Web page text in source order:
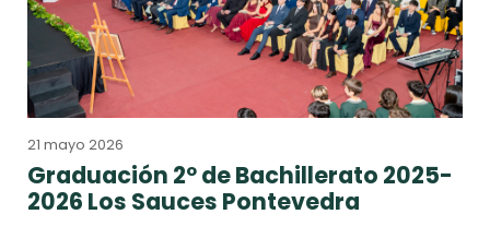
21 mayo 2026
Graduación 2º de Bachillerato 2025-
2026 Los Sauces Pontevedra